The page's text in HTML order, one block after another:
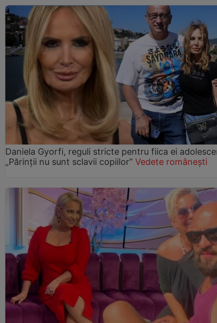
Daniela Gyorfi, reguli stricte pentru fiica ei
„Părinții nu sunt sclavii copiilor” Vedete românești